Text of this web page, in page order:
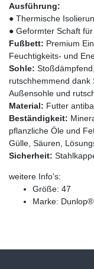
Ausführung:
● Thermische
● Geformter Schaft
Fußbett: Premium
Feuchtigkeits- und
Sohle:
rutschhemmend dank
Außensohle und
Material: Futter
Beständigkeit:
pflanzliche Öle und
Gülle, Säuren,
Sicherheit:
weitere Info's:
Größe: 47
Marke: Dunlop®